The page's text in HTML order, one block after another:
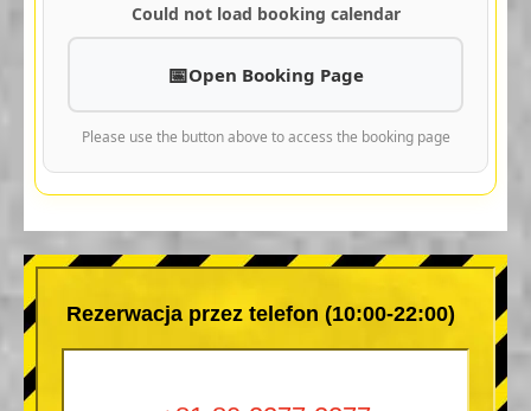
Could not load booking calendar
Open Booking Page
Please use the button above to access the booking page
Rezerwacja przez telefon (10:00-22:00)